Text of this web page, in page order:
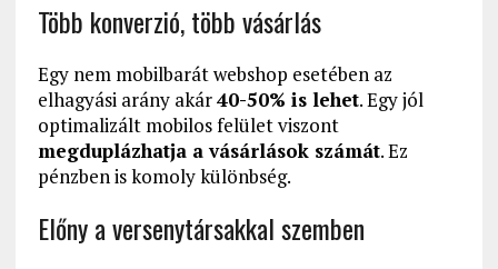
Több konverzió, több vásárlás
Egy nem mobilbarát webshop esetében az
elhagyási arány akár40-50% is lehet. Egy jól
optimalizált mobilos felület viszont
megduplázhatja a vásárlások számát. Ez
pénzben is komoly különbség.
Előny a versenytársakkal szemben